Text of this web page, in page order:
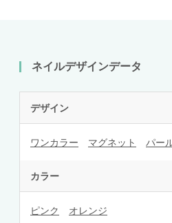
ネイルデザインデータ
デザイン
ワンカラー マグネット パー
カラー
ピンク オレンジ